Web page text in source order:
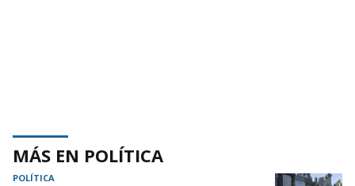
MÁS EN POLÍTICA
POLÍTICA